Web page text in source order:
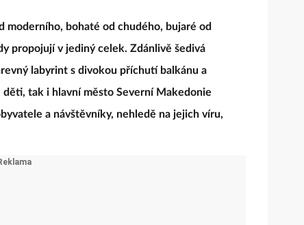
moderního, bohaté od chudého, bujaré od
propojují v jediný celek. Zdánlivě šedivá
labyrint s divokou příchutí balkánu a
tak i hlavní město Severní Makedonie
a návštěvníky, nehledě na jejich víru,